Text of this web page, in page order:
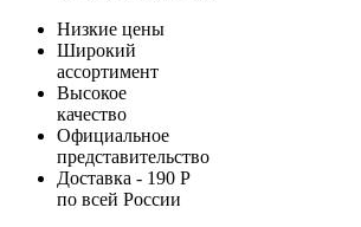
Низкие цены
Широкий
ассортимент
Высокое
качество
Официальное
представительство
Доставка - 190 Р
по всей России